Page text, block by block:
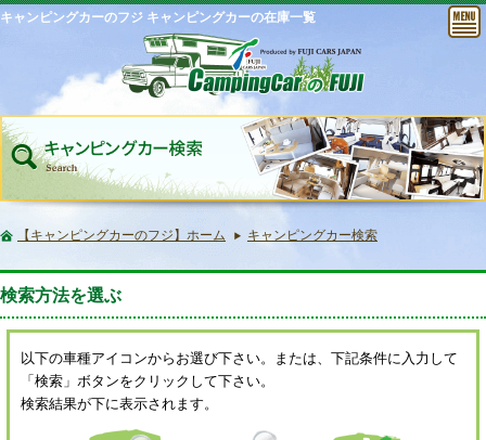
キャンピングカーのフジ キャンピングカーの在庫一覧
【キャンピングカーのフジ】ホーム キャンピングカー検索
検索方法を選ぶ
以下の車種アイコンからお選び下さい。または、下記条件に入力して
「検索」ボタンをクリックして下さい。
検索結果が下に表示されます。